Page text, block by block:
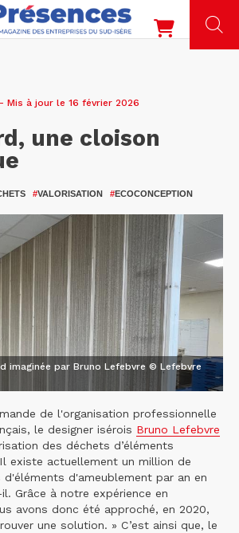
Mis à jour le 16 février 2026
une cloison
#VALORISATION #ECOCONCEPTION
imaginée par Bruno Lefebvre © Lefebvre
de l'organisation professionnelle
le designer isérois Bruno Lefebvre
des déchets d’éléments
existe actuellement un million de
d'ameublement par an en
Grâce à notre expérience en
avons donc été approché, en 2020,
une solution. » C’est ainsi que, le